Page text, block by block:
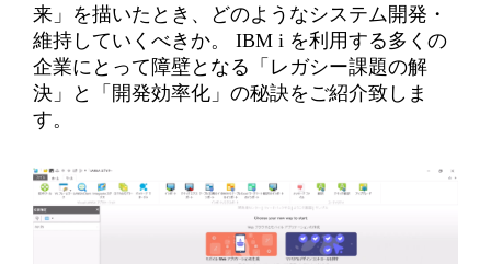
来」を描いたとき、どのようなシステム開発・
維持していくべきか。 IBM i を利用する多くの
企業にとって障壁となる「レガシー課題の解
決」と「開発効率化」の秘訣をご紹介致しま
す。